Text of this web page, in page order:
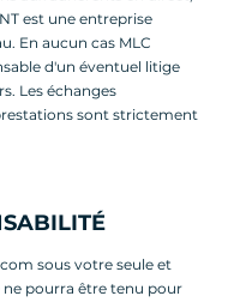
est une entreprise
En aucun cas MLC
d'un éventuel litige
Les échanges
sont strictement
sous votre seule et
ne pourra être tenu pour